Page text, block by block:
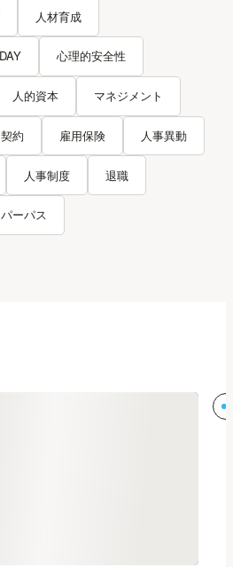
人材育成
心理的安全性
人的資本 マネジメント
約 雇用保険 人事異動
人事制度 退職
パーパス